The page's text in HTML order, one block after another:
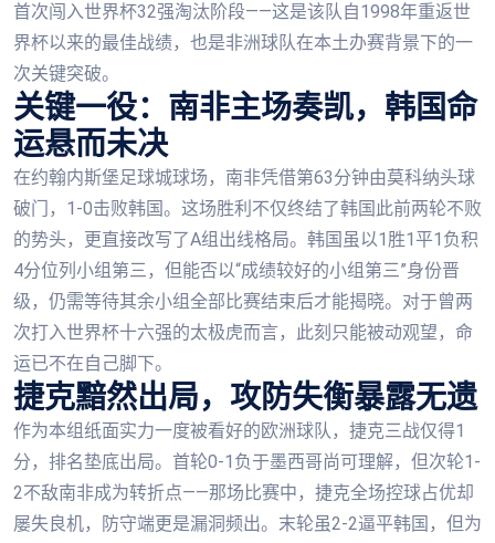
首次闯入世界杯32强淘汰阶段——这是该队自1998年重返世
界杯以来的最佳战绩，也是非洲球队在本土办赛背景下的一
次关键突破。
关键一役：南非主场奏凯，韩国命
运悬而未决
在约翰内斯堡足球城球场，南非凭借第63分钟由莫科纳头球
破门，1-0击败韩国。这场胜利不仅终结了韩国此前两轮不败
的势头，更直接改写了A组出线格局。韩国虽以1胜1平1负积
4分位列小组第三，但能否以“成绩较好的小组第三”身份晋
级，仍需等待其余小组全部比赛结束后才能揭晓。对于曾两
次打入世界杯十六强的太极虎而言，此刻只能被动观望，命
运已不在自己脚下。
捷克黯然出局，攻防失衡暴露无遗
作为本组纸面实力一度被看好的欧洲球队，捷克三战仅得1
分，排名垫底出局。首轮0-1负于墨西哥尚可理解，但次轮1-
2不敌南非成为转折点——那场比赛中，捷克全场控球占优却
屡失良机，防守端更是漏洞频出。末轮虽2-2逼平韩国，但为